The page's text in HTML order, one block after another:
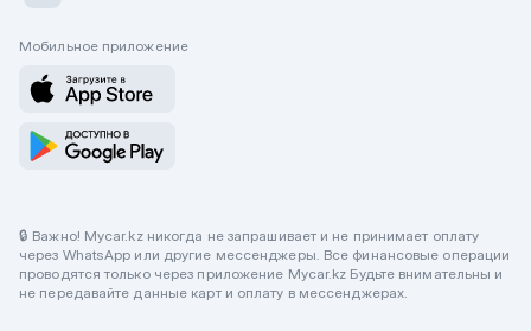
Мобильное приложение
🔒 Важно! Mycar.kz никогда не запрашивает и не принимает оплату
через WhatsApp или другие мессенджеры. Все финансовые операции
проводятся только через приложение Mycar.kz Будьте внимательны и
не передавайте данные карт и оплату в мессенджерах.